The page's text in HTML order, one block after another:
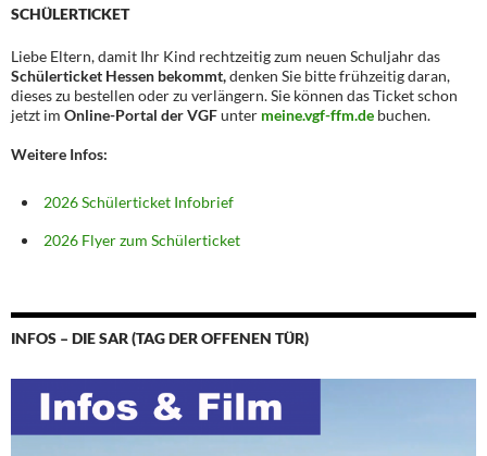
SCHÜLERTICKET
Liebe Eltern, damit Ihr Kind rechtzeitig zum neuen Schuljahr das
Schülerticket Hessen bekommt,denken Sie bitte frühzeitig daran,
dieses zu bestellen oder zu verlängern. Sie können das Ticket schon
jetzt im Online-Portal der VGFunter meine.vgf-ffm.de buchen.
Weitere Infos:
2026 Schülerticket Infobrief
2026 Flyer zum Schülerticket
INFOS – DIE SAR (TAG DER OFFENEN TÜR)